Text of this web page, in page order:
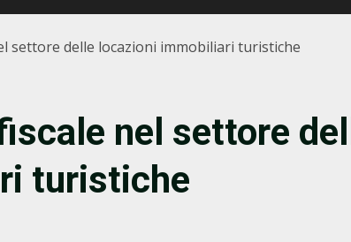
settore delle locazioni immobiliari turistiche
nel settore
turistiche